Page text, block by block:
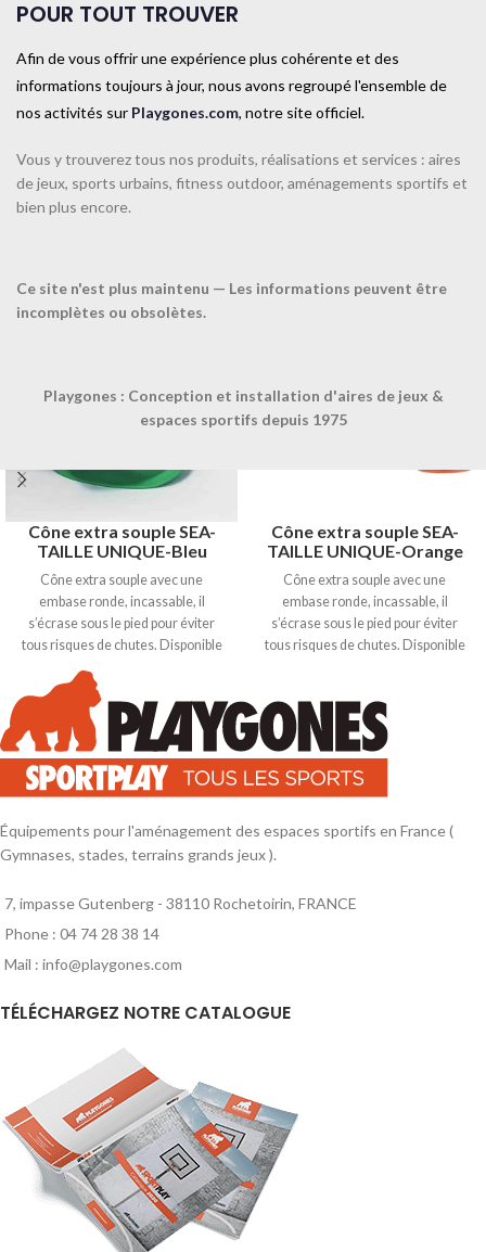
POUR TOUT TROUVER
Afin de vous offrir une expérience plus cohérente et des
informations toujours à jour, nous avons regroupé l'ensemble de
nos activités sur Playgones.com, notre site officiel.
Vous y trouverez tous nos produits, réalisations et services : aires
de jeux, sports urbains, fitness outdoor, aménagements sportifs et
bien plus encore.
Ce site n'est plus maintenu — Les informations peuvent être
incomplètes ou obsolètes.
Playgones : Conception et installation d'aires de jeux &
espaces sportifs depuis 1975
TAILLE
CONTACTEZ-NOUS
Cône extra souple SEA-
TAILLE UNIQUE-Bleu
Cône extra souple avec une
embase ronde, incassable, il
s’écrase sous le pied pour éviter
tous risques de chutes. Disponible
en 6 coloris : Jaune / Rouge / Vert /
Orange / Violet / Bleu. Hauteur
15cm. + produit : incassable.
Cône extra souple SEA-
TAILLE UNIQUE-Orange
Cône extra souple avec une
embase ronde, incassable, il
s’écrase sous le pied pour éviter
tous risques de chutes. Disponible
15cm. + produit : incassable.
Équipements pour l'aménagement des espaces sportifs en France (
Gymnases, stades, terrains grands jeux ).
7, impasse Gutenberg - 38110 Rochetoirin, FRANCE
Phone : 04 74 28 38 14
Mail : info@playgones.com
TÉLÉCHARGEZ NOTRE CATALOGUE